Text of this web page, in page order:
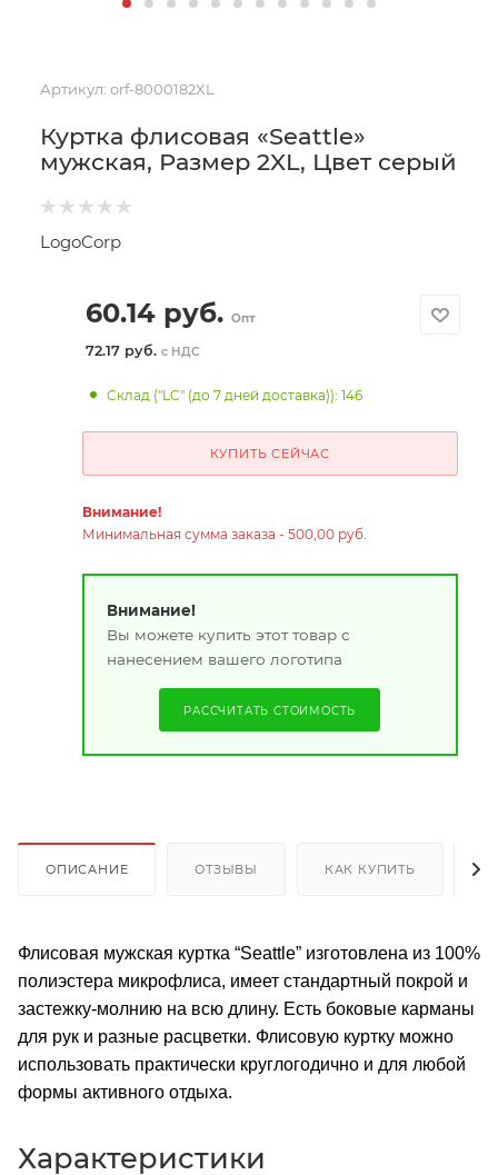
Артикул: orf-8000182XL
Куртка флисовая «Seattle»
мужская, Размер 2XL, Цвет серый
LogoCorp
60.14руб. Опт
72.17 руб. с НДС
Склад ("LC" (до 7 дней доставка)): 146
КУПИТЬ СЕЙЧАС
Внимание!
Минимальная сумма заказа - 500,00 руб.
Внимание!
Вы можете купить этот товар с
нанесением вашего логотипа
РАССЧИТАТЬ СТОИМОСТЬ
ОПИСАНИЕ ОТЗЫВЫ КАК КУПИТЬ
Флисовая мужская куртка “Seattle” изготовлена из 100%
полиэстера микрофлиса, имеет стандартный покрой и
застежку-молнию на всю длину. Есть боковые карманы
для рук и разные расцветки. Флисовую куртку можно
использовать практически круглогодично и для любой
формы активного отдыха.
Характеристики